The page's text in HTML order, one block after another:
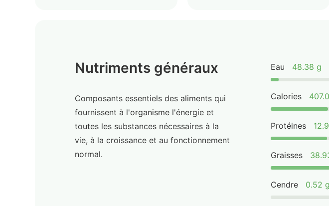
Nutriments généraux
Composants essentiels des aliments qui
fournissent à l'organisme l'énergie et
toutes les substances nécessaires à la
vie, à la croissance et au fonctionnement
normal.
Eau 48.38 g
Calories
Protéines
Graisses
Cendre 0.52 g